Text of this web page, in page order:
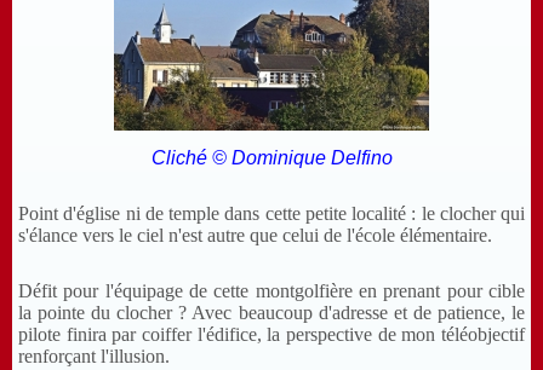
Cliché © Dominique Delfino
Point d'église ni de temple dans cette petite localité : le clocher qui
s'élance vers le ciel n'est autre que celui de l'école élémentaire.
Défit pour l'équipage de cette montgolfière en prenant pour cible
la pointe du clocher ? Avec beaucoup d'adresse et de patience, le
pilote finira par coiffer l'édifice, la perspective de mon téléobjectif
renforçant l'illusion.